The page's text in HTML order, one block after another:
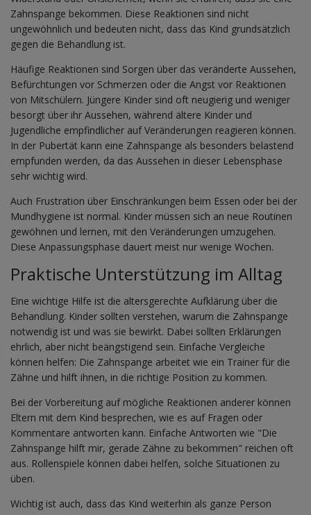
Zahnspange bekommen. Diese Reaktionen sind nicht
ungewöhnlich und bedeuten nicht, dass das Kind grundsätzlich
gegen die Behandlung ist.
Häufige Reaktionen sind Sorgen über das veränderte Aussehen,
Befürchtungen vor Schmerzen oder die Angst vor Reaktionen
von Mitschülern. Jüngere Kinder sind oft neugierig und weniger
besorgt über ihr Aussehen, während ältere Kinder und
Jugendliche empfindlicher auf Veränderungen reagieren können.
In der Pubertät kann eine Zahnspange als besonders belastend
empfunden werden, da das Aussehen in dieser Lebensphase
sehr wichtig wird.
Auch Frustration über Einschränkungen beim Essen oder bei der
Mundhygiene ist normal. Kinder müssen sich an neue Routinen
gewöhnen und lernen, mit den Veränderungen umzugehen.
Diese Anpassungsphase dauert meist nur wenige Wochen.
Praktische Unterstützung im Alltag
Eine wichtige Hilfe ist die altersgerechte Aufklärung über die
Behandlung. Kinder sollten verstehen, warum die Zahnspange
notwendig ist und was sie bewirkt. Dabei sollten Erklärungen
ehrlich, aber nicht beängstigend sein. Einfache Vergleiche
können helfen: Die Zahnspange arbeitet wie ein Trainer für die
Zähne und hilft ihnen, in die richtige Position zu kommen.
Bei der Vorbereitung auf mögliche Reaktionen anderer können
Eltern mit dem Kind besprechen, wie es auf Fragen oder
Kommentare antworten kann. Einfache Antworten wie "Die
Zahnspange hilft mir, gerade Zähne zu bekommen" reichen oft
aus. Rollenspiele können dabei helfen, solche Situationen zu
üben.
Wichtig ist auch, dass das Kind weiterhin als ganze Person